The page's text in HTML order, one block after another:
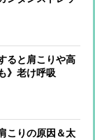
慣も紹介
ると肩こりや高
》老け呼吸
る「呼吸筋スト
こりの原因＆太